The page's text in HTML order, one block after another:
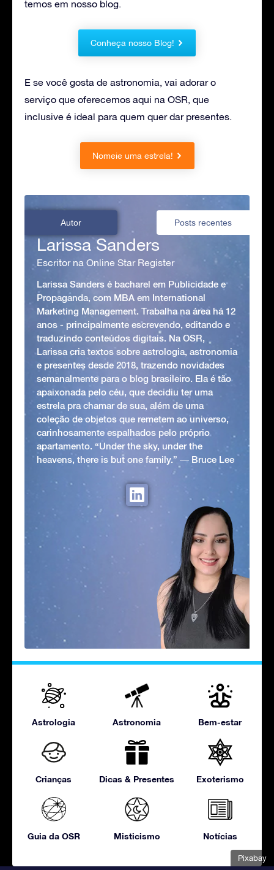
Pixabay
temos em nosso blog.
Conheça nosso Blog!
E se você gosta de astronomia, vai adorar o
serviço que oferecemos aqui na OSR, que
inclusive é ideal para quem quer dar presentes.
Nomeie uma estrela!
Autor Posts recentes
Larissa Sanders
Escritor na Online Star Register
Larissa Sanders é bacharel em Publicidade e
Propaganda, com MBA em International
Marketing Management. Trabalha na área há 12
anos - principalmente escrevendo, editando e
traduzindo conteúdos digitais. Na OSR,
Larissa cria textos sobre astrologia, astronomia
e presentes desde 2018, trazendo novidades
semanalmente para o blog brasileiro. Ela é tão
apaixonada pelo céu, que decidiu ter uma
estrela pra chamar de sua, além de uma
coleção de objetos que remetem ao universo,
carinhosamente espalhados pelo próprio
apartamento. “Under the sky, under the
heavens, there is but one family.” ― Bruce Lee
Astrologia Astronomia Bem-estar
Crianças Dicas & Presentes Exoterismo
Guia da OSR Misticismo Notícias